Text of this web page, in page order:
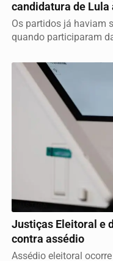
candidatura de Lula
Os partidos já haviam
quando participaram
JUSTIÇA
Justiças Eleitoral e
contra assédio
Assédio eleitoral